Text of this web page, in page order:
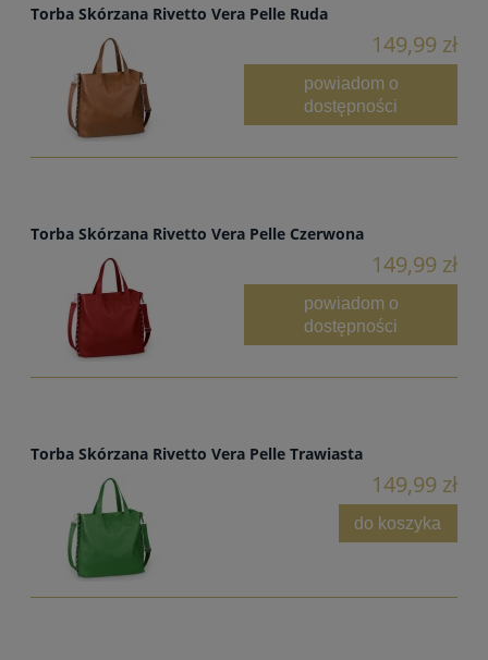
Torba Skórzana Rivetto Vera Pelle Ruda
149,99 zł
powiadom o
dostępności
Torba Skórzana Rivetto Vera Pelle Czerwona
149,99 zł
powiadom o
dostępności
Torba Skórzana Rivetto Vera Pelle Trawiasta
149,99 zł
do koszyka